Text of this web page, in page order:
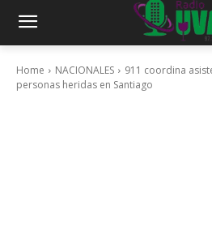
Home NACIONALES
911 coordina
personas heridas en Santiago